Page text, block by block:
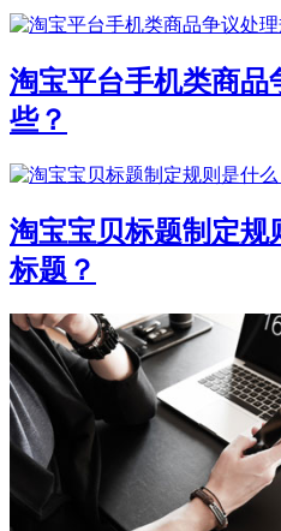
淘宝平台手机类商品
些？
淘宝宝贝标题制定规
标题？